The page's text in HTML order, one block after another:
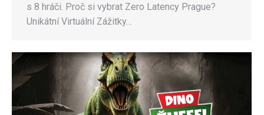
s 8 hráči. Proč si vybrat Zero Latency Prague?
Unikátní Virtuální Zážitky…